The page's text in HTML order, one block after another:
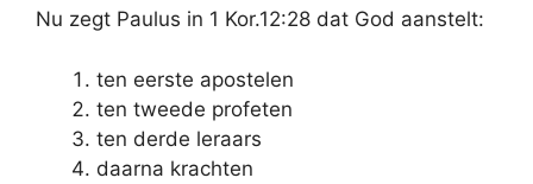
Nu zegt Paulus in 1 Kor.12:28 dat God aanstelt:
ten eerste apostelen
ten tweede profeten
ten derde leraars
daarna krachten